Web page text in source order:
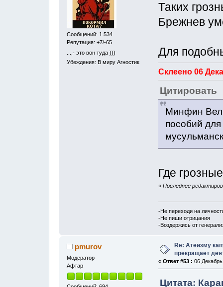
Сообщений: 1 534
Репутация: +7/-65
...,- это вон туда )))
Убеждения: В миру Агностик
Таких
Брежнев
Для
Склеено 06
Цитировать
Минфин
пособий
Где
« Последнее
-Не переходи на
-Не пиши отрицания
-Воздержись от
pmurov
Модератор
Афтар
Re: Атеизму
прекращает
« Ответ #53 : 06
Цитата: